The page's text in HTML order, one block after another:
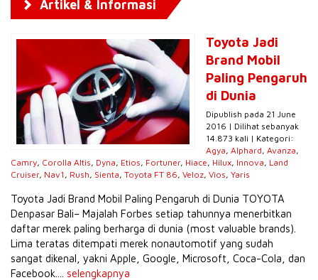
Artikel & Informasi
Toyota Jadi
Brand Mobil
Paling Pengaruh
di Dunia
Dipublish pada 21 June
2016 | Dilihat sebanyak
14.873 kali | Kategori:
Agya, Alphard, Avanza,
Camry, Corolla Altis, Dyna, Etios, Fortuner, Hiace, Hilux, Innova, Land
Cruiser, Nav1 , Rush, Sienta, Toyota FT 86, Veloz, Vios, Yaris
Toyota Jadi Brand Mobil Paling Pengaruh di Dunia TOYOTA
Denpasar Bali– Majalah Forbes setiap tahunnya menerbitkan
daftar merek paling berharga di dunia (most valuable brands).
Lima teratas ditempati merek nonautomotif yang sudah
sangat dikenal, yakni Apple, Google, Microsoft, Coca-Cola, dan
Facebook.... selengkapnya